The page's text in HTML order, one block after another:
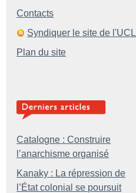
Contacts
Syndiquer le site de l'UCL
Plan du site
Catalogne : Construire
l’anarchisme organisé
Kanaky : La répression de
l’État colonial se poursuit